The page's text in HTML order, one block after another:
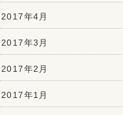
2017年4月
2017年3月
2017年2月
2017年1月